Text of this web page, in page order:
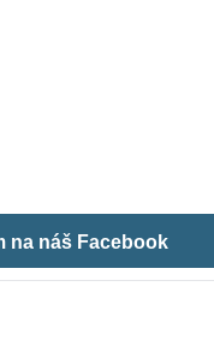
na náš Facebook